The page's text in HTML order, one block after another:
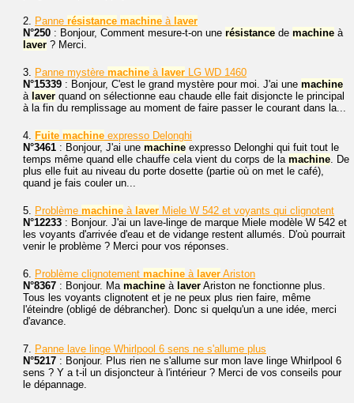
2. Panne résistance machine à laver
N°250 : Bonjour, Comment mesure-t-on une résistance de machine à
laver ? Merci.
3. Panne mystère machine à laver LG WD 1460
N°15339 : Bonjour, C'est le grand mystère pour moi. J'ai une machine
à laver quand on sélectionne eau chaude elle fait disjoncte le principal
à la fin du remplissage au moment de faire passer le courant dans la...
4. Fuite machine expresso Delonghi
N°3461 : Bonjour, J'ai une machine expresso Delonghi qui fuit tout le
temps même quand elle chauffe cela vient du corps de la machine. De
plus elle fuit au niveau du porte dosette (partie où on met le café),
quand je fais couler un...
5. Problème machine à laver Miele W 542 et voyants qui clignotent
N°12233 : Bonjour. J'ai un lave-linge de marque Miele modèle W 542 et
les voyants d'arrivée d'eau et de vidange restent allumés. D'où pourrait
venir le problème ? Merci pour vos réponses.
6. Problème clignotement machine à laver Ariston
N°8367 : Bonjour. Ma machine à laver Ariston ne fonctionne plus.
Tous les voyants clignotent et je ne peux plus rien faire, même
l'éteindre (obligé de débrancher). Donc si quelqu'un a une idée, merci
d'avance.
7. Panne lave linge Whirlpool 6 sens ne s'allume plus
N°5217 : Bonjour. Plus rien ne s'allume sur mon lave linge Whirlpool 6
sens ? Y a t-il un disjoncteur à l'intérieur ? Merci de vos conseils pour
le dépannage.